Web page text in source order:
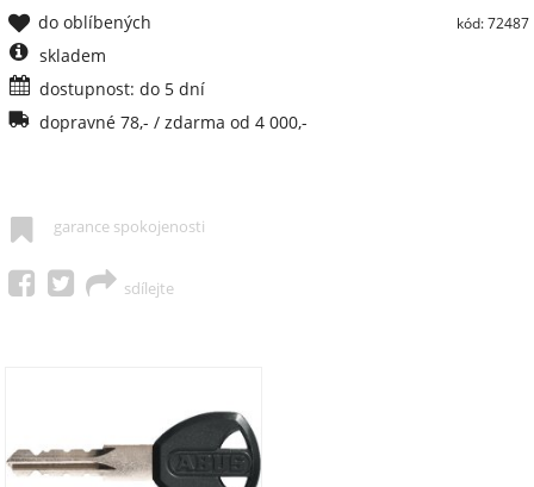
kód: 72487
do oblíbených
skladem
dostupnost: do 5 dní
dopravné 78,- / zdarma od 4 000,-
garance spokojenosti
sdílejte